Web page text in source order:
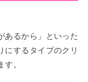
あるから」といった
にするタイプのクリ
。